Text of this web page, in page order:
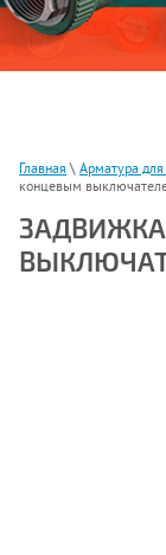
Главная \ Арматура
концевым